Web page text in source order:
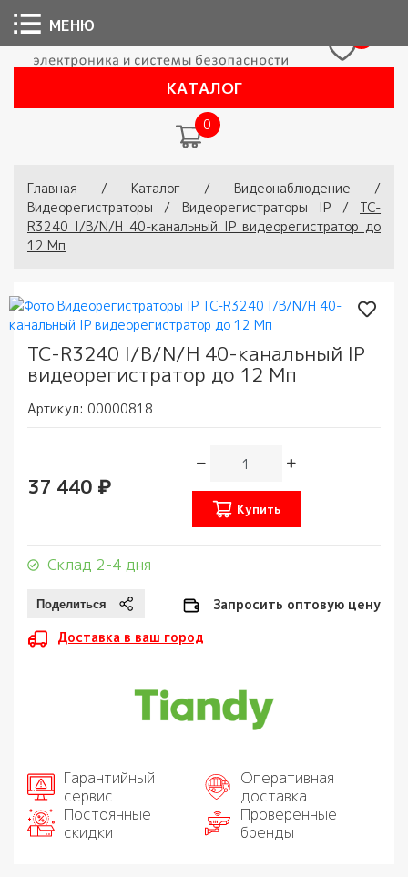
КАТАЛОГ
0
Вы здесь
Главная / Каталог / Видеонаблюдение
/
Видеорегистраторы
/ Видеорегистраторы IP /
TC-
R3240 I/B/N/H 40-канальный IP видеорегистратор до
12 Мп
TC-R3240 I/B/N/H 40-канальный IP
видеорегистратор до 12 Мп
Артикул: 00000818
37 440 ₽
Купить
Склад 2-4 дня
Запросить оптовую цену
Доставка в ваш город
Гарантийный
сервис
Оперативная
доставка
Постоянные
скидки
Проверенные
бренды
МЕНЮ